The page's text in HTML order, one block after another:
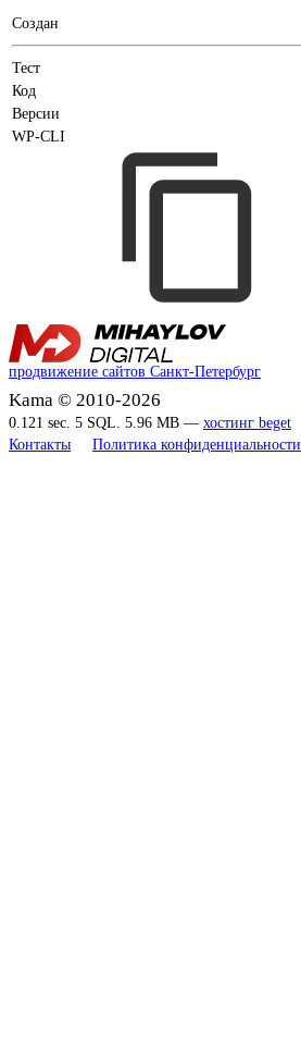
Создан
Тест
Код
Версии
WP-CLI
продвижение сайтов Санкт-Петербург
Kama © 2010-2026
0.121 sec. 5 SQL. 5.96 MB — хостинг beget
Контакты
Политика конфиденциальности